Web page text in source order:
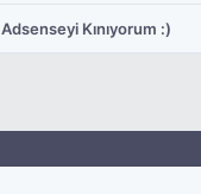
Adsenseyi Kınıyorum :)